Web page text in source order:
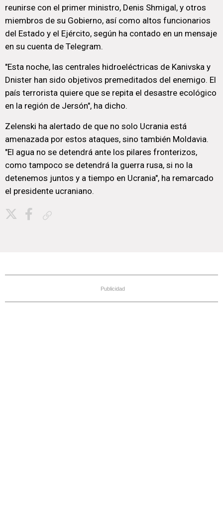
reunirse con el primer ministro, Denis Shmigal, y otros
miembros de su Gobierno, así como altos funcionarios
del Estado y el Ejército, según ha contado en un mensaje
en su cuenta de Telegram.
"Esta noche, las centrales hidroeléctricas de Kanivska y
Dnister han sido objetivos premeditados del enemigo. El
país terrorista quiere que se repita el desastre ecológico
en la región de Jersón", ha dicho.
Zelenski ha alertado de que no solo Ucrania está
amenazada por estos ataques, sino también Moldavia.
"El agua no se detendrá ante los pilares fronterizos,
como tampoco se detendrá la guerra rusa, si no la
detenemos juntos y a tiempo en Ucrania", ha remarcado
el presidente ucraniano.
Publicidad